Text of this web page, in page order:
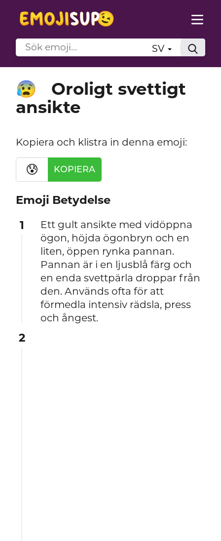
SV
😰
Oroligt svettigt
ansikte
Kopiera och klistra in denna emoji:
😰 KOPIERA
Emoji Betydelse
1
Ett gult ansikte med vidöppna
ögon, höjda ögonbryn och en
liten, öppen rynka pannan.
Pannan är i en ljusblå färg och
en enda svettpärla droppar från
den. Används ofta för att
förmedla intensiv rädsla, press
och ångest.
2